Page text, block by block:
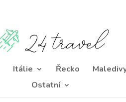
Itálie Řecko
Ostatní